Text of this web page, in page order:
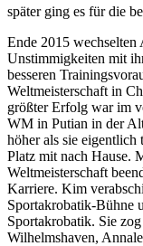
später ging es für die
Ende 2015
Unstimmigkeiten mit
besseren
Weltmeisterschaft in
größter Erfolg war im
WM in Putian in der
höher als sie eigentlich
Platz mit nach Hause.
Weltmeisterschaft
Karriere. Kim
Sportakrobatik-Bühne
Sportakrobatik. Sie
Wilhelmshaven,